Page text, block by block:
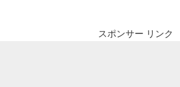
スポンサー リンク